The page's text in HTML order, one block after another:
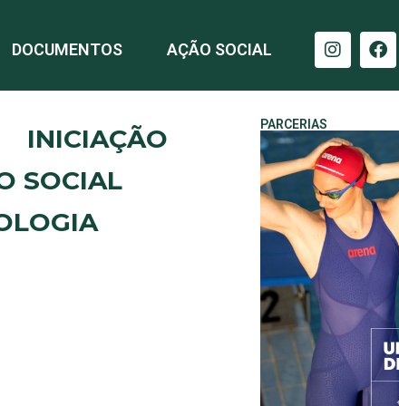
DOCUMENTOS AÇÃO SOCIAL
INICIAÇÃO
SOCIAL
PARCERIAS